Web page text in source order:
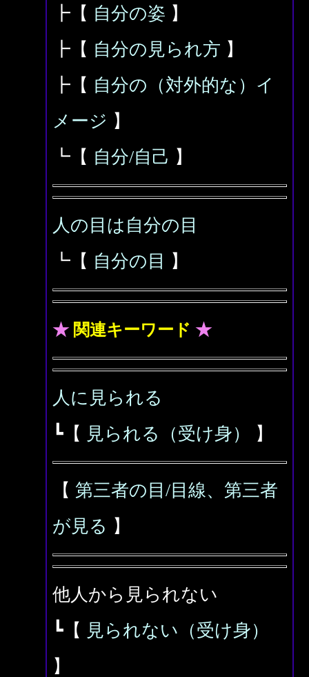
┣【 自分の姿 】
┣【 自分の見られ方 】
┣【 自分の（対外的な）イ
メージ 】
┗【 自分/自己 】
人の目は自分の目
┗【 自分の目 】
★ 関連キーワード ★
人に見られる
┗【 見られる（受け身） 】
【 第三者の目/目線、第三者
が見る 】
他人から見られない
┗【 見られない（受け身）
】